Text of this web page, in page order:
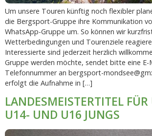
Um unsere Touren künftig noch flexibler
die Bergsport-Gruppe ihre Kommunikation
WhatsApp-Gruppe um. So können wir
Wetterbedingungen und Tourenziele
Interessierte sind jederzeit herzlich
Gruppe werden möchte, sendet bitte eine E-
Telefonnummer an bergsport-
erfolgt die Aufnahme in […]
LANDESMEISTERTITEL FÜR
U14- UND U16 JUNGS